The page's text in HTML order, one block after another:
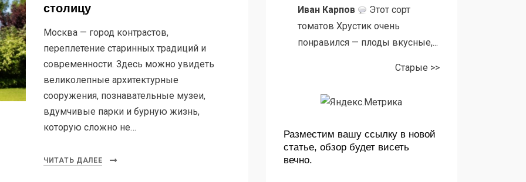
столицу
Москва — город контрастов,
переплетение старинных традиций и
современности. Здесь можно увидеть
великолепные архитектурные
сооружения, познавательные музеи,
вдумчивые парки и бурную жизнь,
которую сложно не…
ЧИТАТЬ ДАЛЕЕ
Иван Карпов
Этот сорт
томатов Хрустик очень
понравился — плоды вкусные,...
Старые >>
Разместим вашу ссылку в новой
статье, обзор будет висеть
вечно.